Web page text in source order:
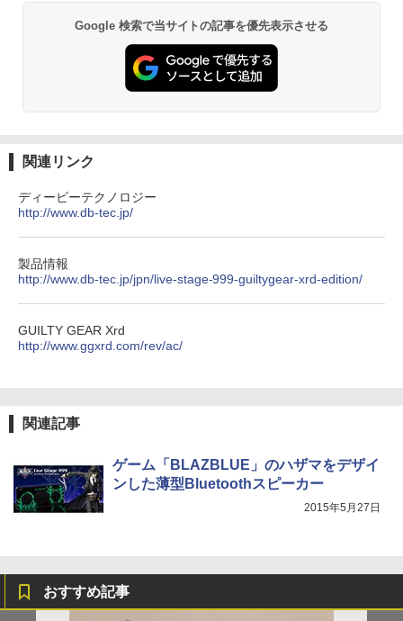
Google 検索で当サイトの記事を優先表示させる
関連リンク
ディービーテクノロジー
http://www.db-tec.jp/
製品情報
http://www.db-tec.jp/jpn/live-stage-999-guiltygear-xrd-edition/
GUILTY GEAR Xrd
http://www.ggxrd.com/rev/ac/
関連記事
ゲーム「BLAZBLUE」のハザマをデザイ
ンした薄型Bluetoothスピーカー
2015年5月27日
おすすめ記事